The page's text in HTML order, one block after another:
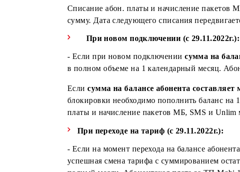
сразу после пополнения счета (в
Если до 29.11. у действующих и
частичной блокировке. Для выхода из
Списание абон. платы и начисление
При новом подключении (с
- Если при новом подключениисумма
в полном объеме на 1 календарный
Еслисумма на балансе абонента
блокировки необходимо пополнить